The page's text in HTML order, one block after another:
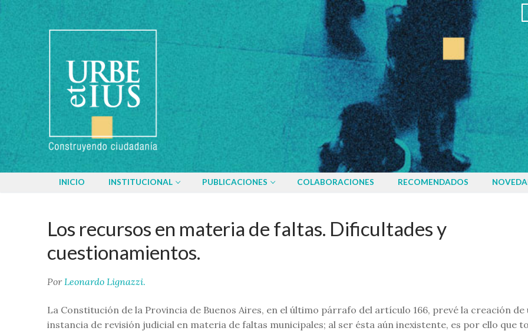
Ir
al
INICIO INSTITUCIONAL PUBLICACIONES COLABORACIONES RECOMENDADOS
Los recursos en materia de faltas. Dificultades y
cuestionamientos.
PorLeonardo Lignazzi.
La Constitución de la Provincia de Buenos Aires, en el último párrafo del artículo 166, prevé la creación de
instancia de revisión judicial en materia de faltas municipales; al ser ésta aún inexistente, es por ello que